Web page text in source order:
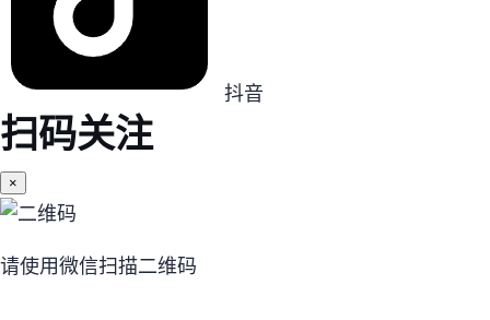
抖音
扫码关注
×
请使用微信扫描二维码